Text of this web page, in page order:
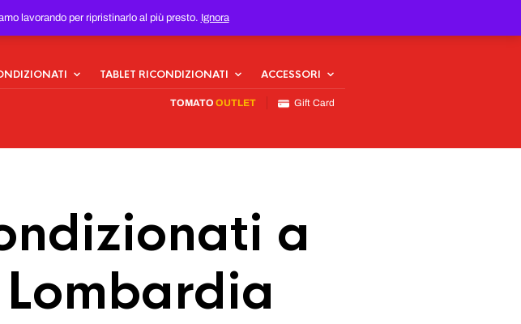
lavorando per ripristinarlo al più presto. Ignora
TABLET RICONDIZIONATI ACCESSORI
TOMATO OUTLET Gift Card
a